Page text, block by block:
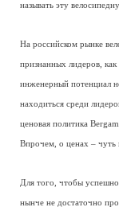
называть эту
На российском рынке
признанных лидеров,
инженерный потенциал
находиться среди
ценовая политика
Впрочем, о ценах – чуть
Для того, чтобы
нынче не достаточно